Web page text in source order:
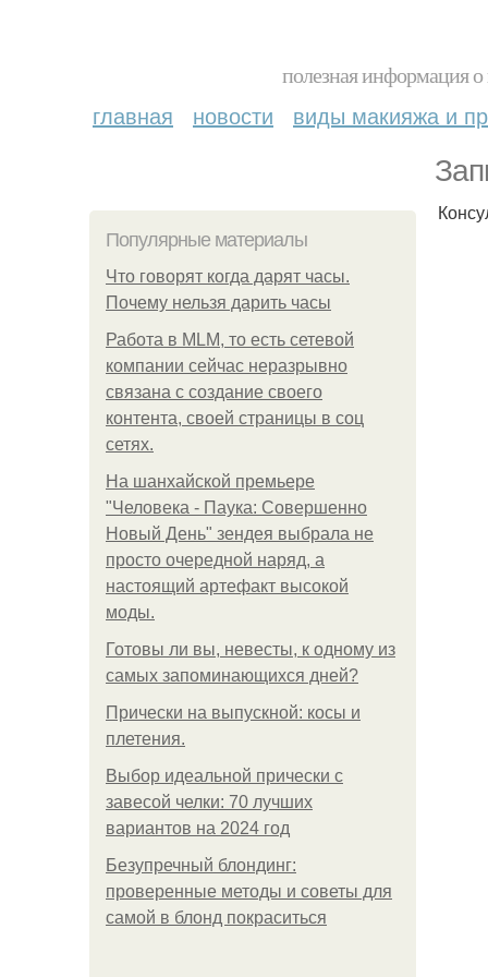
полезная информация
главная новости виды макияжа и
Популярные материалы
Что говорят когда дарят часы.
Почему нельзя дарить часы
Работа в MLM, то есть сетевой
компании сейчас неразрывно
связана с создание своего
контента, своей страницы в соц
сетях.
На шанхайской премьере
"Человека - Паука: Совершенно
Новый День" зендея выбрала не
просто очередной наряд, а
настоящий артефакт высокой
моды.
Готовы ли вы, невесты, к одному из
самых запоминающихся дней?
Прически на выпускной: косы и
плетения.
Выбор идеальной прически с
завесой челки: 70 лучших
вариантов на 2024 год
Безупречный блондинг:
проверенные методы и советы для
самой в блонд покраситься